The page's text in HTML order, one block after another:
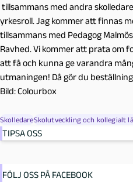
tillsammans med andra
yrkesroll. Jag kommer att finnas
tillsammans med Pedagog
Ravhed. Vi kommer att prata om
att få och kunna ge varandra
utmaningen! Då gör du
Bild: Colourbox
SkolledareSkolutveckling och kollegialt
TIPSA OSS
FÖLJ OSS PÅ FACEBOOK